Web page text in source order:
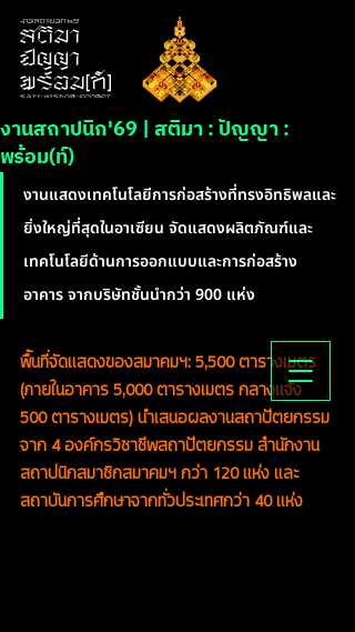
งานสถาปนิก'69 | สติมา : ปัญญา :
พร้อม(ท์)
งานแสดงเทคโนโลยีการก่อสร้างที่ทรงอิทธิพลและ
ยิ่งใหญ่ที่สุดในอาเซียน จัดแสดงผลิตภัณฑ์และ
เทคโนโลยีด้านการออกแบบและการก่อสร้าง
อาคาร จากบริษัทชั้นนำกว่า 900 แห่ง
พื้นที่จัดแสดงของสมาคมฯ: 5,500 ตารางเมตร
(ภายในอาคาร 5,000 ตารางเมตร กลางแจ้ง
500 ตารางเมตร) นำเสนอผลงานสถาปัตยกรรม
จาก 4 องค์กรวิชาชีพสถาปัตยกรรม สำนักงาน
สถาปนิกสมาชิกสมาคมฯ กว่า 120 แห่ง และ
สถาบันการศึกษาจากทั่วประเทศกว่า 40 แห่ง